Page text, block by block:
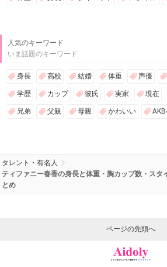
人気のキーワード
いま話題のキーワード
身長 高校 結婚 体重 声優
学歴 カップ 彼氏 実家 現在
兄弟 父親 母親 かわいい
タレント・有名人
ティファニー春香の身長と体重・胸カップ数・スタ
とめ
ページの先頭へ